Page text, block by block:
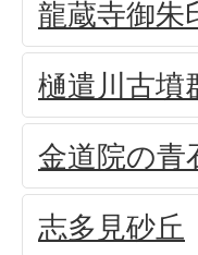
龍蔵寺御朱
樋遣川古墳
金道院の青
志多見砂丘